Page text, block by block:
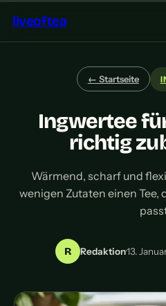
liveoftea
← Startseite
Ingwertee
richtig
Wärmend, scharf und
wenigen Zutaten einen Tee,
R Redaktion·13.